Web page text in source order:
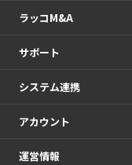
ラッコM&A
サポート
システム連携
アカウント
運営情報